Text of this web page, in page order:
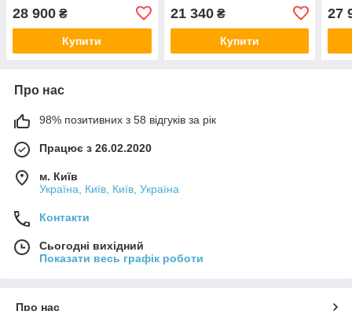
28 900 ₴
Купити
21 340₴
Купити
27
Про нас
98% позитивних з 58 відгуків за рік
Працює з 26.02.2020
м. Київ
Україна, Київ, Київ, Україна
Контакти
Сьогодні вихідний
Показати весь графік роботи
Про нас